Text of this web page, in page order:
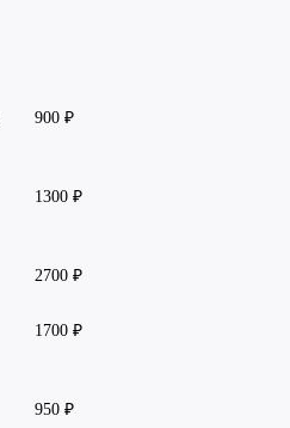
900 ₽
1300 ₽
2700 ₽
1700 ₽​
950 ₽